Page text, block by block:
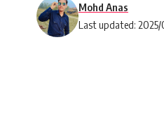
Last updated: 2025/
Mohd Anas